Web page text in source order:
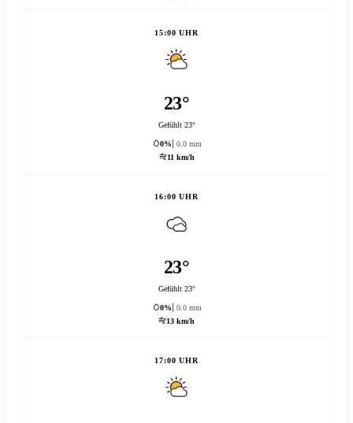
15:00 UHR
23°
Gefühlt 23°
0%
0.0 mm
11 km/h
16:00 UHR
23°
Gefühlt 23°
0%
0.0 mm
13 km/h
17:00 UHR